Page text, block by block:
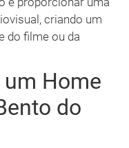
criando um
do filme ou da
Home
do